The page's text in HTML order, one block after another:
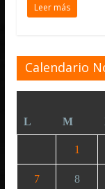
Leer más
Calendario
L
M
1
7 8